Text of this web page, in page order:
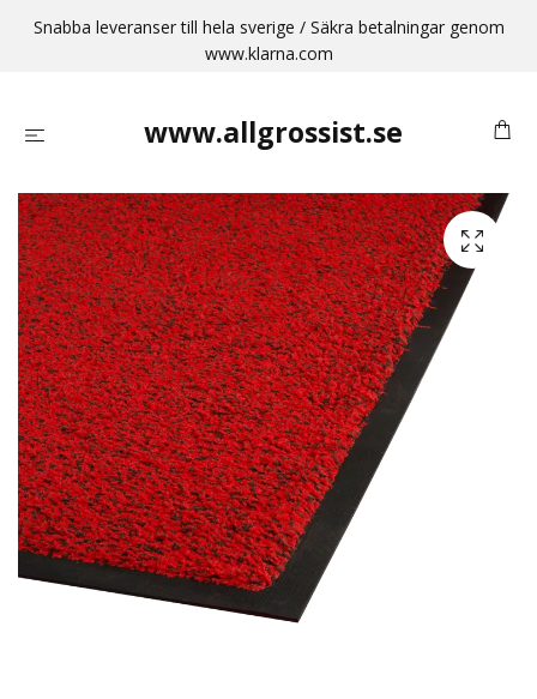
Snabba leveranser till hela sverige / Säkra betalningar genom
www.klarna.com
www.allgrossist.se